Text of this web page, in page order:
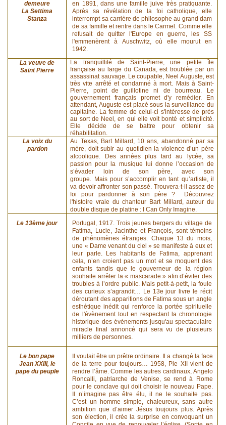
demeure
La Settima
Stanza
en 1891, dans une famille juive très pratiquante.
Après sa révélation de la foi catholique, elle
interrompt sa carrière de philosophe au grand dam
de sa famille et rentre dans le Carmel. Comme elle
refusait de quitter l'Europe en guerre, les SS
l'emmenèrent à Auschwitz, où elle mourut en
1942.
La veuve de
Saint Pierre
La tranquillité de Saint-Pierre, une petite île
française au large du Canada, est troublée par un
assassinat sauvage. Le coupable, Neel Auguste, est
très vite arrêté et condamné à mort. Mais à Saint-
Pierre, point de guillotine ni de bourreau. Le
gouvernement français promet d'y remédier. En
attendant, Auguste est placé sous la surveillance du
capitaine. La femme de celui-ci s'intéresse de près
au sort de Neel, en qui elle voit bonté et simplicité.
Elle décide de se battre pour obtenir sa
réhabilitation.
La voix du
pardon
Au Texas, Bart Millard, 10 ans, abandonné par sa
mère, doit subir au quotidien la violence d’un père
alcoolique. Des années plus tard au lycée, sa
passion pour la musique lui donne l’occasion de
s’évader loin de son père, avec son
groupe. Mais pour s’accomplir en tant qu’artiste, il
va devoir affronter son passé. Trouvera-t-il assez de
foi pour pardonner à son père ? Découvrez
l'histoire vraie du chanteur Bart Millard, auteur du
double disque de platine : I Can Only Imagine.
Le 13ème jour
Portugal, 1917. Trois jeunes bergers du village de
Fatima, Lucie, Jacinthe et François, sont témoins
de phénomènes étranges. Chaque 13 du mois,
une « Dame venant du ciel » se manifeste à eux et
leur parle. Les habitants de Fatima, apprenant
cela, n’en croient pas un mot et se moquent des
enfants tandis que le gouverneur de la région
souhaite arrêter la « mascarade » afin d’éviter des
troubles à l’ordre public. Mais petit-à-petit, la foule
des curieux s’agrandit… Le 13e jour livre le récit
déroutant des apparitions de Fatima sous un angle
esthétique inédit qui renforce la portée spirituelle
de l'évènement tout en respectant la chronologie
historique des événements jusqu'au spectaculaire
miracle final annoncé qui sera vu de plusieurs
milliers de personnes.
Le bon pape
Jean XXIII, le
pape du peuple
Il voulait être un prêtre ordinaire. Il a changé la face
de la terre pour toujours… 1958, Pie XII vient de
rendre l’âme. Comme les autres cardinaux, Angelo
Roncalli, patriarche de Venise, se rend à Rome
pour le conclave qui doit choisir le nouveau Pape.
Il n’imagine pas être élu, il ne le souhaite pas.
C’est un homme simple, chaleureux, sans autre
ambition que d’aimer Jésus toujours plus. Après
son élection, il crée la surprise en convoquant un